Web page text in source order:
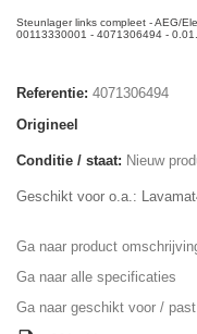
Steunlager links compleet - AEG/
00113330001 - 4071306494 -
Referentie: 4071306494
Origineel
Conditie / staat: Nieuw
Geschikt voor o.a.:
Ga naar product
Ga naar alle specificaties
Ga naar geschikt voor /